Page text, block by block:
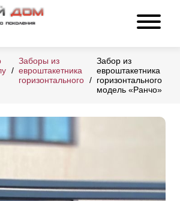
Заборы из
евроштакетника
горизонтального
Забор из
евроштакетника
горизонтального
модель «Ранчо»